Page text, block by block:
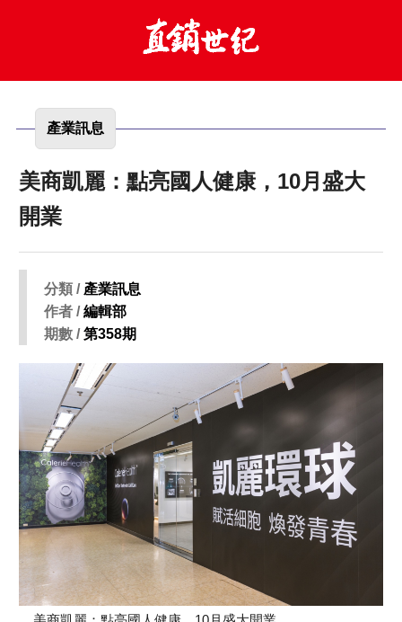
產業訊息
美商凱麗：點亮國人健康，10月盛大
開業
分類 / 產業訊息
作者 /編輯部
期數 /第358期